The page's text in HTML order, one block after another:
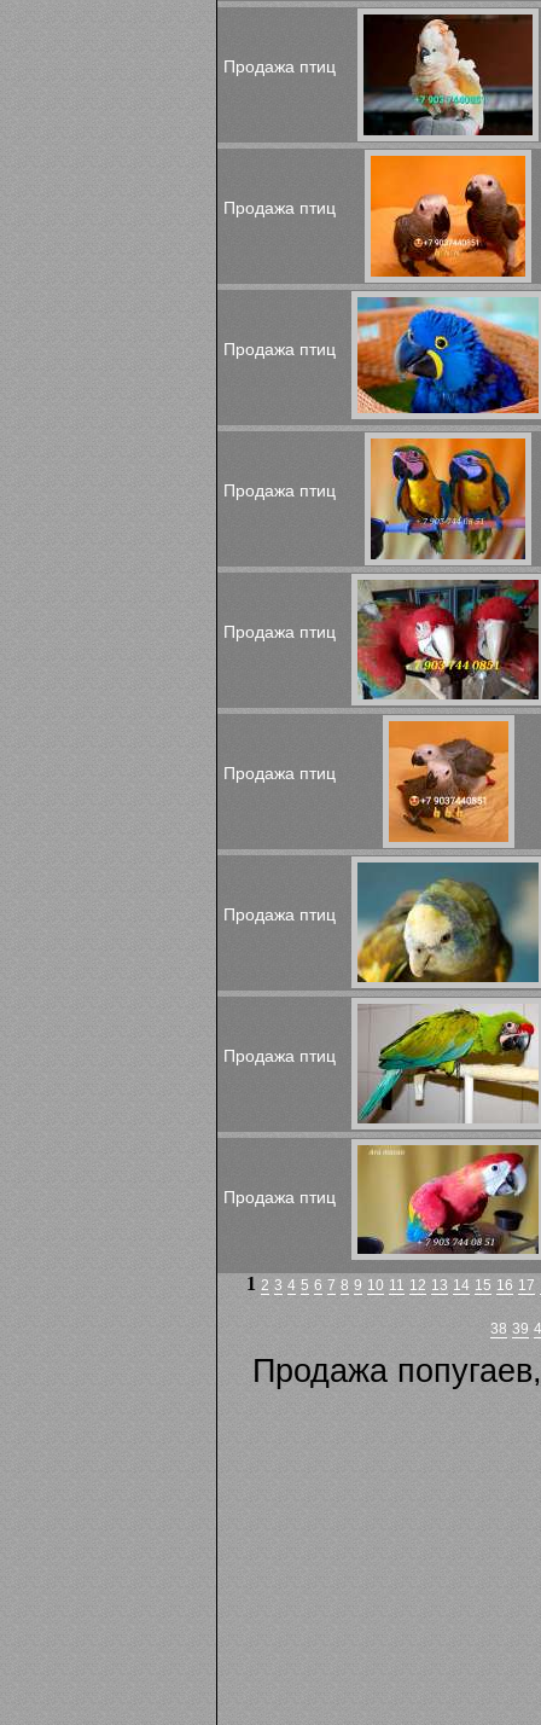
Продажа птиц
Продажа птиц
Продажа птиц
Продажа птиц
Продажа птиц
Продажа птиц
Продажа птиц
Продажа птиц
Продажа птиц
1 2 3 4 5 6 7 8 9 10 11 12 13 14 15 16 17
38 39
Продажа